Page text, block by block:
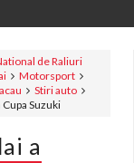
de Raliuri
Motorsport
Stiri auto
Suzuki
a